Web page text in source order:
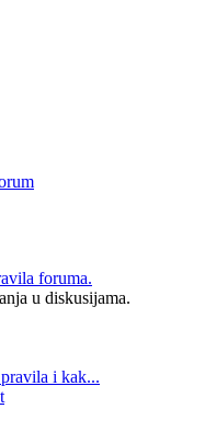
foruma.
u diskusijama.
i kak...